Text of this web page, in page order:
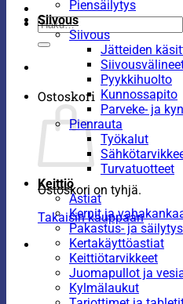
Etsi:
Ostoskori
Ostoskori on tyhjä.
Takaisin kauppaan
Piensäilytys
Siivous
Siivous
Jätteiden
Pyykkihuolto
Kunnossapito
Parveke- ja
Pienrauta
Työkalut
Turvatuotteet
Keittiö
Astiat
Kernit ja
Pakastus- ja
Kertakäyttöastiat
Keittiötarvikkeet
Juomapullot ja
Kylmälaukut